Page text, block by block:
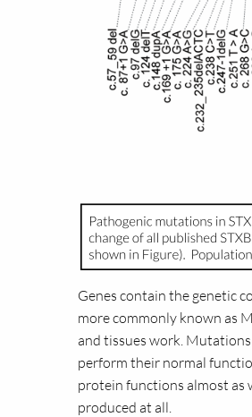
Genes contain the genetic
more commonly known as
and tissues work.
perform their normal
protein functions almost as
produced at all.